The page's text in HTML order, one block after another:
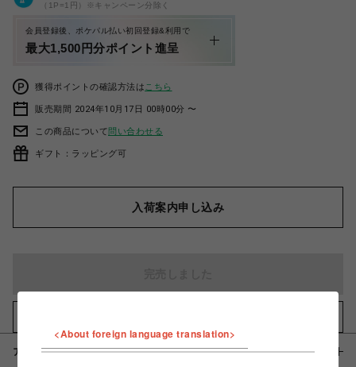
（1P=1円）※キャンペーン分除く
会員登録後、ポケパル払い初回登録&利用で
最大1,500円分ポイント進呈
獲得ポイントの確認方法は こちら
販売期間 2024年10月17日 00時00分 〜
この商品について問い合わせる
ギフト：ラッピング可
入荷案内申し込み
アイテム説明 / 素材
<About foreign language translation>